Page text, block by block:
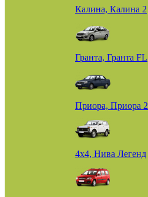
Калина, Калина 2
Гранта, Гранта FL
Приора, Приора 2
4х4, Нива Легенд